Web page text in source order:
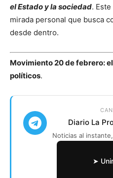
el Estado y la sociedad.
mirada personal que busca
desde dentro.
Movimiento 20 de febrero:
políticos.
Diario La
Noticias al
➤